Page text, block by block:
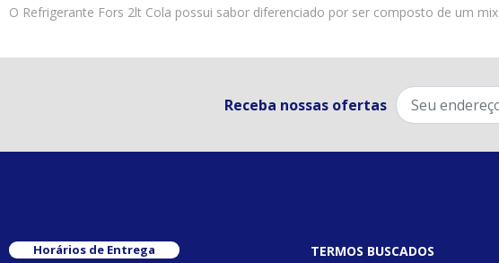
O Refrigerante Fors 2lt Cola possui sabor diferenciado por ser composto de um
Receba nossas ofertas
Horários de Entrega
TERMOS BUSCADOS